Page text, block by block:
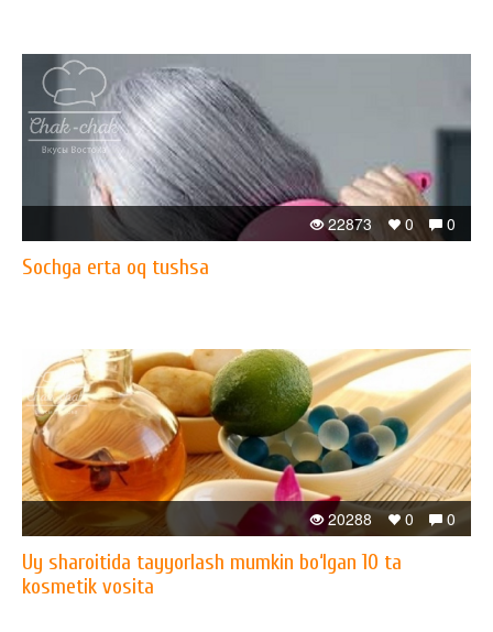
0
0
22873
Sochga erta oq tushsa
0
0
20288
Uy sharoitida tayyorlash mumkin bo‘lgan 10 ta
kosmetik vosita